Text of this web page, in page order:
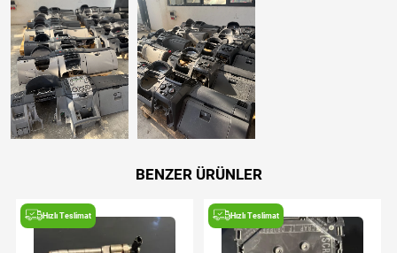
BENZER ÜRÜNLER
Hızlı Teslimat Hızlı Teslimat